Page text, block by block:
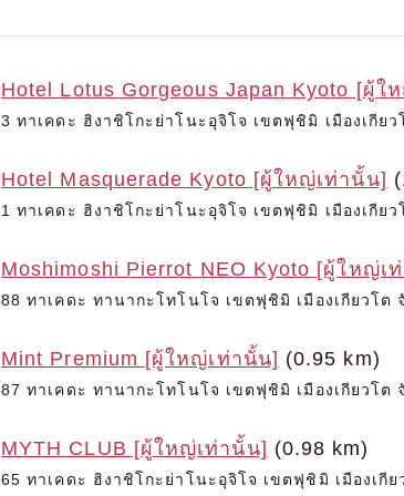
Hotel Lotus Gorgeous Japan Kyoto [ผู้ใ
3 ทาเคดะ ฮิงาชิโกะย่าโนะอุจิโจ เขตฟุชิมิ เมืองเกียว
Hotel Masquerade Kyoto [ผู้ใหญ่เท่านั้น]
1 ทาเคดะ ฮิงาชิโกะย่าโนะอุจิโจ เขตฟุชิมิ เมืองเกียว
Moshimoshi Pierrot NEO Kyoto [ผู้ใหญ่เ
88 ทาเคดะ ทานากะโทโนโจ เขตฟุชิมิ เมืองเกียวโต
Mint Premium [ผู้ใหญ่เท่านั้น] (0.95 km)
87 ทาเคดะ ทานากะโทโนโจ เขตฟุชิมิ เมืองเกียวโต
MYTH CLUB [ผู้ใหญ่เท่านั้น] (0.98 km)
65 ทาเคดะ ฮิงาชิโกะย่าโนะอุจิโจ เขตฟุชิมิ เมืองเกีย